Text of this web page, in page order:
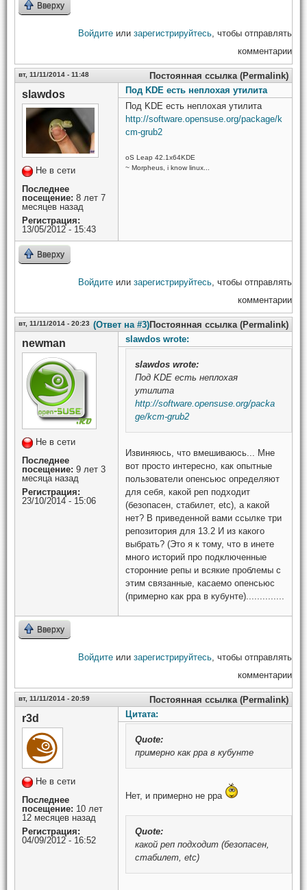
Вверху
Войдите или зарегистрируйтесь, чтобы отправлять
комментарии
вт, 11/11/2014 - 11:48 Постоянная ссылка (Permalink)
slawdos
Не в сети
Последнее
посещение: 8 лет 7
месяцев назад
Регистрация:
13/05/2012 - 15:43
Под KDE есть неплохая утилита
Под KDE есть неплохая утилита
http://software.opensuse.org/package/k
cm-grub2
oS Leap 42.1x64KDE
~ Morpheus, i know linux...
Вверху
Войдите или зарегистрируйтесь, чтобы отправлять
комментарии
вт, 11/11/2014 - 20:23 (Ответ на #3)Постоянная ссылка (Permalink)
newman
Не в сети
Последнее
посещение: 9 лет 3
месяца назад
Регистрация:
23/10/2014 - 15:06
slawdos wrote:
slawdos wrote:
Под KDE есть неплохая
утилита
http://software.opensuse.org/packa
ge/kcm-grub2
Извиняюсь, что вмешиваюсь... Мне
вот просто интересно, как опытные
пользователи опенсьюс определяют
для себя, какой реп подходит
(безопасен, стабилет, etc), а какой
нет? В приведенной вами ссылке три
репозитория для 13.2 И из какого
выбрать? (Это я к тому, что в инете
много историй про подключенные
сторонние репы и всякие проблемы с
этим связанные, касаемо опенсьюс
(примерно как ppa в кубунте)..............
Вверху
Войдите или зарегистрируйтесь, чтобы отправлять
комментарии
вт, 11/11/2014 - 20:59 Постоянная ссылка (Permalink)
r3d
Не в сети
Последнее
посещение: 10 лет
12 месяцев назад
Регистрация:
04/09/2012 - 16:52
Цитата:
Quote:
примерно как ppa в кубунте
Нет, и примерно не ppa
Quote:
какой реп подходит (безопасен,
стабилет, etc)